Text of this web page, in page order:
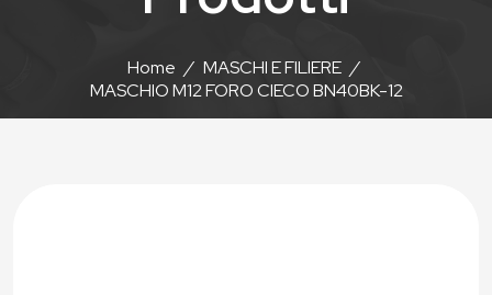
Home / MASCHI E FILIERE /
MASCHIO M12 FORO CIECO BN40BK-12